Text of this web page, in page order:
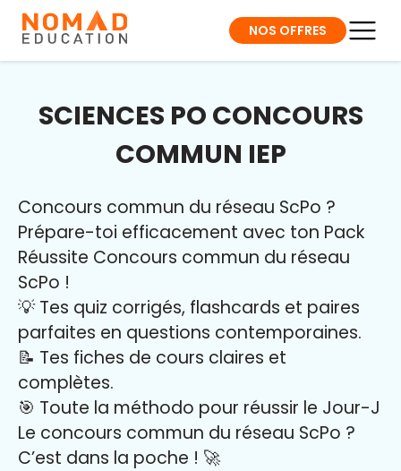
NOS OFFRES
SCIENCES PO CONCOURS
COMMUN IEP
Concours commun du réseau ScPo ?
Prépare-toi efficacement avec ton Pack
Réussite Concours commun du réseau
ScPo !
💡 Tes quiz corrigés, flashcards et paires
parfaites en questions contemporaines.
📝 Tes fiches de cours claires et
complètes.
🎯 Toute la méthodo pour réussir le Jour-J
Le concours commun du réseau ScPo ?
C’est dans la poche ! 🚀